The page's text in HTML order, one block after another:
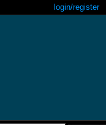
login/register